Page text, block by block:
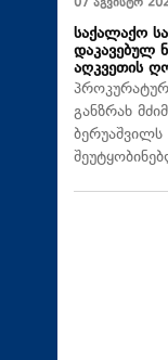
07 აგვისტო
საქალაქო
დაკავებულ
აღკვეთის
განზრახ
ბერუაშვილს